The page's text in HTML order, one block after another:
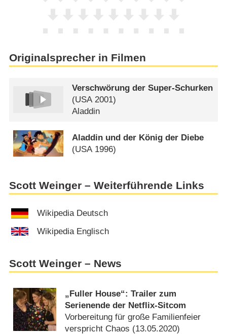
Originalsprecher in Filmen
Verschwörung der Super-Schurken
(USA2001)
Aladdin
Aladdin und der König der Diebe
(USA1996)
Scott Weinger – Weiterführende Links
Wikipedia Deutsch
Wikipedia Englisch
Scott Weinger – News
„Fuller House“: Trailer zum
Serienende der Netflix-Sitcom
Vorbereitung für große Familienfeier
verspricht Chaos (13.05.2020)